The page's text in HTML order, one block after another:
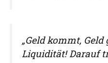
„Geld kommt, Geld
Liquidität! Darauf